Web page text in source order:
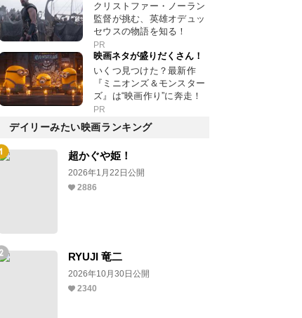
クリストファー・ノーラン
監督が挑む、英雄オデュッ
セウスの物語を知る！
PR
映画ネタが盛りだくさん！
いくつ見つけた？最新作
『ミニオンズ＆モンスター
ズ』は“映画作り”に奔走！
PR
デイリーみたい映画ランキング
超かぐや姫！
2026年1月22日公開
2886
RYUJI 竜二
2026年10月30日公開
2340